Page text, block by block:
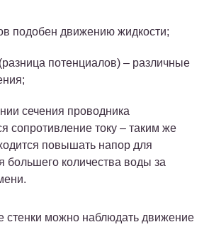
подобен движению жидкости;
потенциалов) – различные
сечения проводника
сопротивление току – таким же
повышать напор для
большего количества воды за
стенки можно наблюдать движение